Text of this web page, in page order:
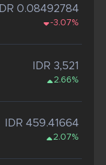
IDR 0.08492784
-3.07%
IDR 3,521
2.66%
IDR 459.41664
2.07%